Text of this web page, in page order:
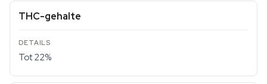
THC-gehalte
Tot 22%